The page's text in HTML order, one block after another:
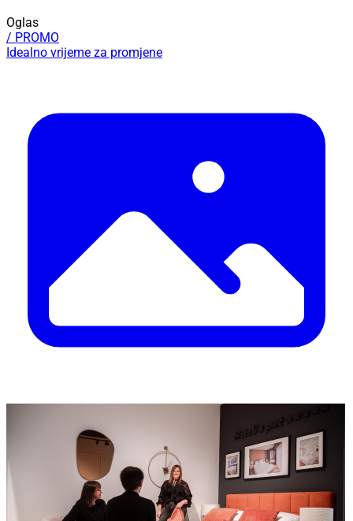
Oglas
/ PROMO
Idealno vrijeme za promjene